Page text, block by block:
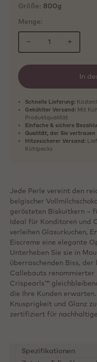
Größe: 800g
Menge:
− +
In
Schnelle Lieferung:
Gekühlter Versand: Mit
Produktqualität
Einfache & sichere
Qualität, der Sie vertrauen
Hitzesicherer Versand:
Kühlpacks
Jede Perle vereint den
belgischer
gerösteten Biskuitkern –
Ideal für Konditoren und
verleihen Glasurkuchen,
Eiscreme eine elegante
Unterheben Sie sie in
überraschenden Biss,
Callebauts renommierter
Crispearls™
die Ihre Kunden
Knusprigkeit und Glanz
zertifiziert für
Spezifikationen